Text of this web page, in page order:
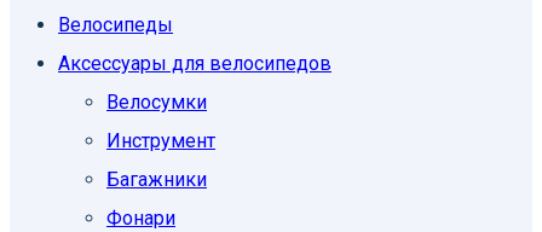
Велосипеды
Аксессуары для велосипедов
Велосумки
Инструмент
Багажники
Фонари